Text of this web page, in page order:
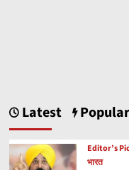
Latest Popular
Editor’s
भारत